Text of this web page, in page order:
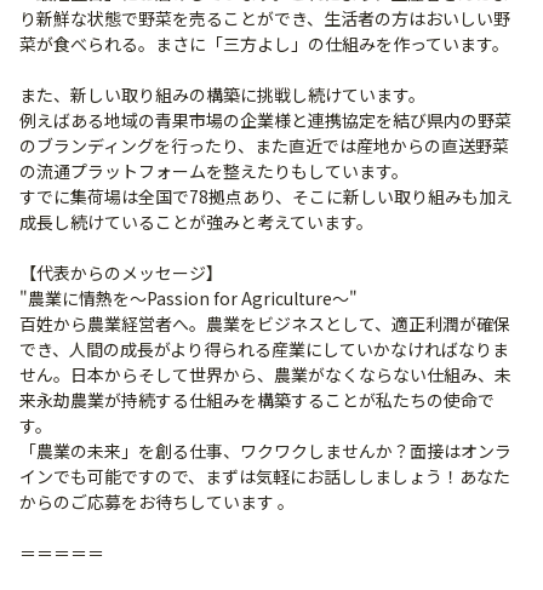
り新鮮な状態で野菜を売ることができ、生活者の方はおいしい野
菜が食べられる。まさに「三方よし」の仕組みを作っています。
また、新しい取り組みの構築に挑戦し続けています。
例えばある地域の青果市場の企業様と連携協定を結び県内の野菜
のブランディングを行ったり、また直近では産地からの直送野菜
の流通プラットフォームを整えたりもしています。
すでに集荷場は全国で78拠点あり、そこに新しい取り組みも加え
成長し続けていることが強みと考えています。
【代表からのメッセージ】
"農業に情熱を～Passion for Agriculture～"
百姓から農業経営者へ。農業をビジネスとして、適正利潤が確保
でき、人間の成長がより得られる産業にしていかなければなりま
せん。日本からそして世界から、農業がなくならない仕組み、未
来永劫農業が持続する仕組みを構築することが私たちの使命で
す。
「農業の未来」を創る仕事、ワクワクしませんか？面接はオンラ
インでも可能ですので、まずは気軽にお話ししましょう！あなた
からのご応募をお待ちしています 。
＝＝＝＝＝